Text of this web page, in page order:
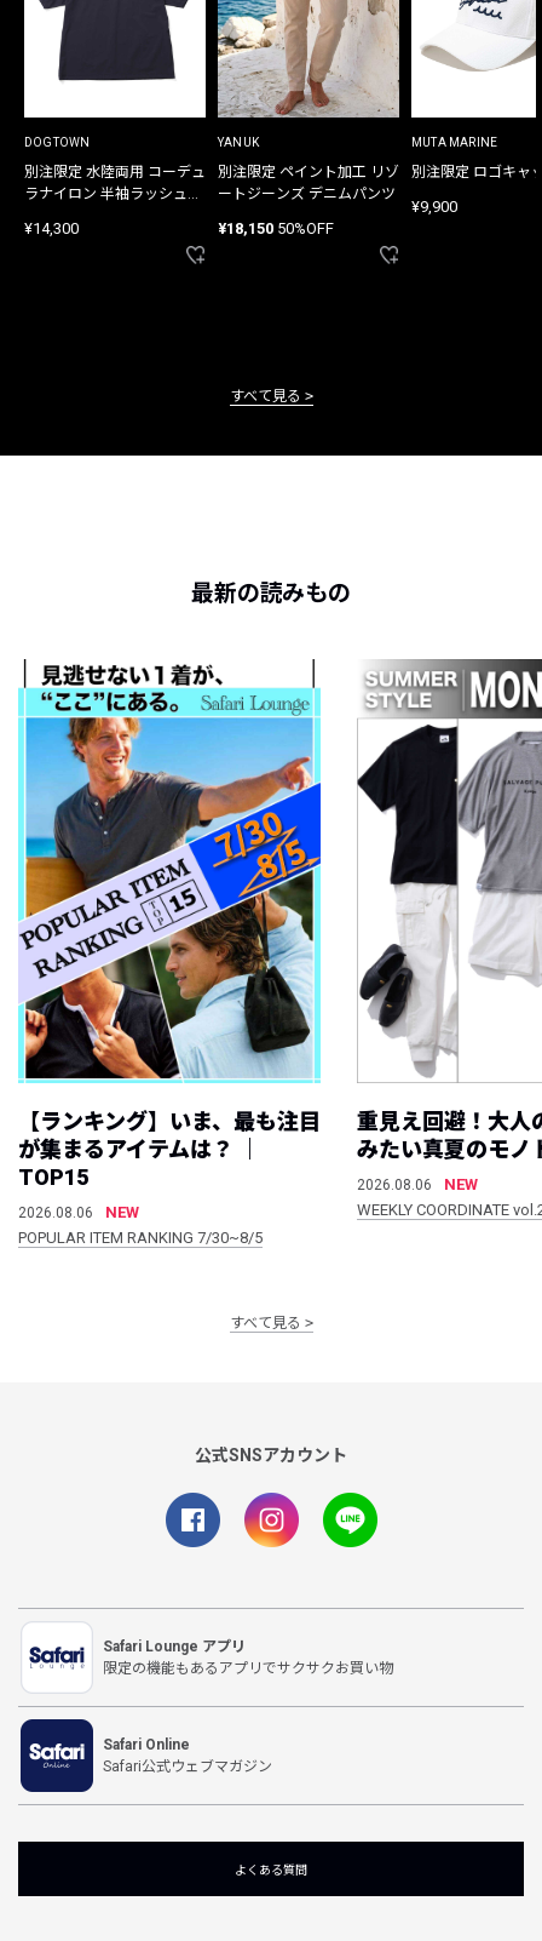
DOGTOWN
別注限定 水陸両用 コーデュ
ラナイロン 半袖ラッシュガ
¥14,300
YANUK
別注限定 ペイント加工 リゾ
ートジーンズ デニムパンツ
¥18,150 50%OFF
MUTA MARINE
別注限定 ロゴキャ
¥9,900
すべて見る
最新の読みもの
【ランキング】いま、最も注目
が集まるアイテムは？ ｜
TOP15
2026.08.06
NEW
POPULAR ITEM RANKING 7/30~8/5
重見え回避！大人
みたい真夏のモノ
2026.08.06
NEW
WEEKLY COORDINATE
すべて見る
公式SNSアカウント
Safari Lounge アプリ
限定の機能もあるアプリでサクサクお買い物
Safari Online
Safari公式ウェブマガジン
よくある質問